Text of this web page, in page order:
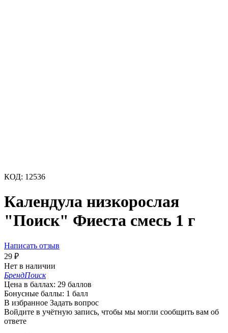
КОД: 12536
Календула низкорослая
"Поиск" Фиеста смесь 1 г
Написать отзыв
29 ₽
Нет в наличии
БрендПоиск
Цена в баллах: 29 баллов
Бонусные баллы: 1 балл
В избранное Задать вопрос
Войдите в учётную запись, чтобы мы могли сообщить вам об
ответе